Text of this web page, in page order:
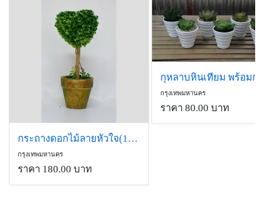
กระถางดอกไม้ลายหัวใจ(17-115)
กรุงเทพมหานคร
ราคา 180.00 บาท
กรุงเทพมหานคร
ราคา 80.00 บาท